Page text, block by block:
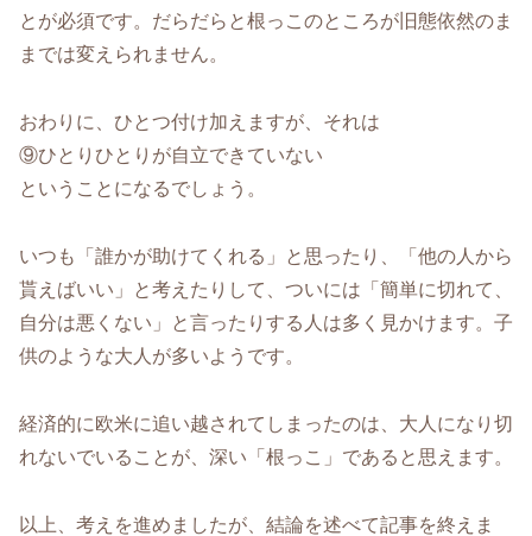
とが必須です。だらだらと根っこのところが旧態依然のま
までは変えられません。
おわりに、ひとつ付け加えますが、それは
⑨ひとりひとりが自立できていない
ということになるでしょう。
いつも「誰かが助けてくれる」と思ったり、「他の人から
貰えばいい」と考えたりして、ついには「簡単に切れて、
自分は悪くない」と言ったりする人は多く見かけます。子
供のような大人が多いようです。
経済的に欧米に追い越されてしまったのは、大人になり切
れないでいることが、深い「根っこ」であると思えます。
以上、考えを進めましたが、結論を述べて記事を終えま